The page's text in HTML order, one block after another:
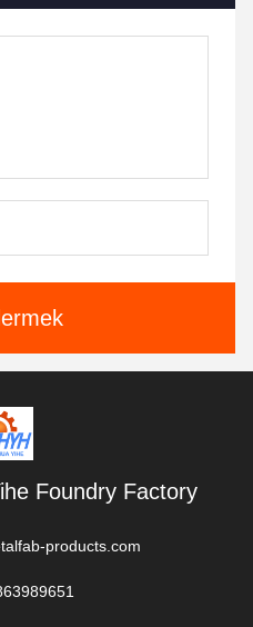
Foundry Factory
products.com